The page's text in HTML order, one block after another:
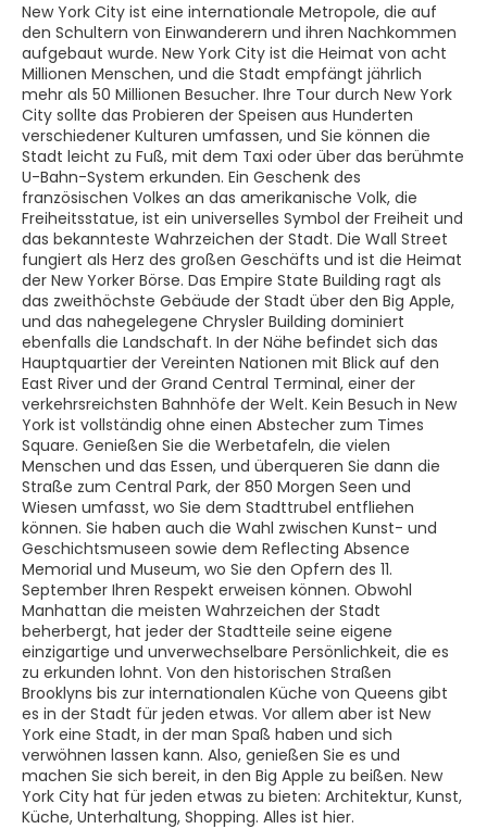
New York City ist eine internationale Metropole, die auf
den Schultern von Einwanderern und ihren Nachkommen
aufgebaut wurde. New York City ist die Heimat von acht
Millionen Menschen, und die Stadt empfängt jährlich
mehr als 50 Millionen Besucher. Ihre Tour durch New York
City sollte das Probieren der Speisen aus Hunderten
verschiedener Kulturen umfassen, und Sie können die
Stadt leicht zu Fuß, mit dem Taxi oder über das berühmte
U-Bahn-System erkunden. Ein Geschenk des
französischen Volkes an das amerikanische Volk, die
Freiheitsstatue, ist ein universelles Symbol der Freiheit und
das bekannteste Wahrzeichen der Stadt. Die Wall Street
fungiert als Herz des großen Geschäfts und ist die Heimat
der New Yorker Börse. Das Empire State Building ragt als
das zweithöchste Gebäude der Stadt über den Big Apple,
und das nahegelegene Chrysler Building dominiert
ebenfalls die Landschaft. In der Nähe befindet sich das
Hauptquartier der Vereinten Nationen mit Blick auf den
East River und der Grand Central Terminal, einer der
verkehrsreichsten Bahnhöfe der Welt. Kein Besuch in New
York ist vollständig ohne einen Abstecher zum Times
Square. Genießen Sie die Werbetafeln, die vielen
Menschen und das Essen, und überqueren Sie dann die
Straße zum Central Park, der 850 Morgen Seen und
Wiesen umfasst, wo Sie dem Stadttrubel entfliehen
können. Sie haben auch die Wahl zwischen Kunst- und
Geschichtsmuseen sowie dem Reflecting Absence
Memorial und Museum, wo Sie den Opfern des 11.
September Ihren Respekt erweisen können. Obwohl
Manhattan die meisten Wahrzeichen der Stadt
beherbergt, hat jeder der Stadtteile seine eigene
einzigartige und unverwechselbare Persönlichkeit, die es
zu erkunden lohnt. Von den historischen Straßen
Brooklyns bis zur internationalen Küche von Queens gibt
es in der Stadt für jeden etwas. Vor allem aber ist New
York eine Stadt, in der man Spaß haben und sich
verwöhnen lassen kann. Also, genießen Sie es und
machen Sie sich bereit, in den Big Apple zu beißen. New
York City hat für jeden etwas zu bieten: Architektur, Kunst,
Küche, Unterhaltung, Shopping. Alles ist hier.